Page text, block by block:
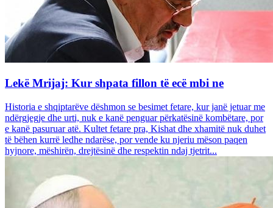
Lekë Mrijaj: Kur shpata fillon të ecë mbi ne
Historia e shqiptarëve dëshmon se besimet fetare, kur janë jetuar me
ndërgjegje dhe urti, nuk e kanë penguar përkatësinë kombëtare, por
e kanë pasuruar atë. Kultet fetare pra, Kishat dhe xhamitë nuk duhet
të bëhen kurrë ledhe ndarëse, por vende ku njeriu mëson paqen
hyjnore, mëshirën, drejtësinë dhe respektin ndaj tjetrit...